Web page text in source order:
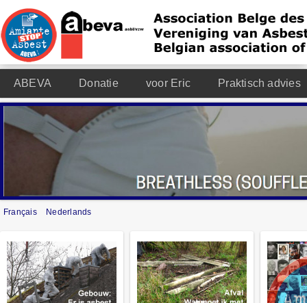
ABEVA Donatie voor Eric Praktisch advies
Français Nederlands